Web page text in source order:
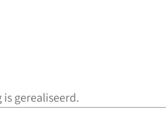
gerealiseerd.